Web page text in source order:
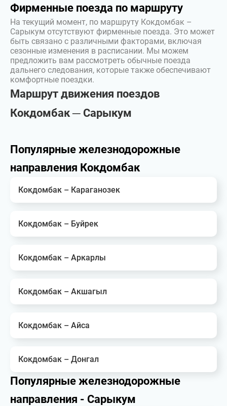
Фирменные поезда по маршруту
На текущий момент, по маршруту Кокдомбак –
Сарыкум отсутствуют фирменные поезда. Это может
быть связано с различными факторами, включая
сезонные изменения в расписании. Мы можем
предложить вам рассмотреть обычные поезда
дальнего следования, которые также обеспечивают
комфортные поездки.
Маршрут движения поездов
Кокдомбак ─ Сарыкум
Популярные железнодорожные
направления Кокдомбак
Кокдомбак – Караганозек
Кокдомбак – Буйрек
Кокдомбак – Аркарлы
Кокдомбак – Акшагыл
Кокдомбак – Айса
Кокдомбак – Донгал
Популярные железнодорожные
направления - Сарыкум